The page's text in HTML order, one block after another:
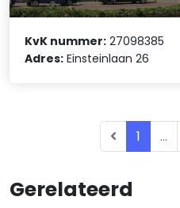
Gerelateerd
KvK nummer: 27098385
Adres: Einsteinlaan 26
1 ...